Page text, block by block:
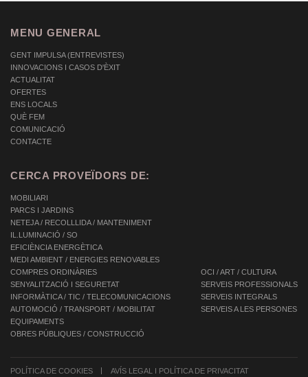
MENU GENERAL
GENT IMPULSA (ENTREVISTES)
INNOVACIONS I CASOS D'ÈXIT
ACTUALITAT
OFERTES
ENS LOCALS
QUÈ FEM
COMUNICACIÓ
CONTACTE
CERCA PROVEÏDORS DE:
MOBILIARI
PARCS I JARDINS
NETEJA / RECOLLLIDA / MANTENIMENT
IL.LUMINACIÓ / SO
EFICIÈNCIA ENERGÈTICA
MEDI AMBIENT / ENERGIES RENOVABLES
COMPRES ORDINÀRIES
SENYALITZACIÓ I SEGURETAT
INFORMÀTICA / TIC / TELECOMUNICACIONS
AUTOMOCIÓ / TRANSPORT / MOBILITAT
EQUIPAMENTS
OBRES PÚBLIQUES / CONSTRUCCIÓ
OCI / ART / CULTURA
SERVEIS PROFESSIONALS
SERVEIS INTEGRALS
SERVEIS A LES PERSONES
POLÍTICA DE COOKIES AVÍS LEGAL I POLÍTICA DE PRIVACITAT